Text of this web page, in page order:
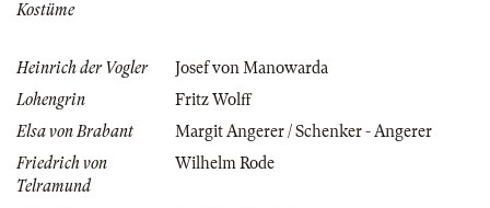
Kostüme
Heinrich der Vogler
Josef von Manowarda
Lohengrin
Fritz Wolff
Elsa von Brabant
Margit Angerer / Schenker - Angerer
Friedrich von
Telramund
Wilhelm Rode